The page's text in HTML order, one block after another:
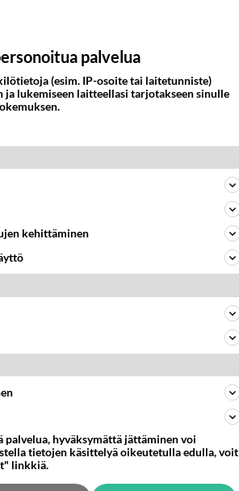
otti??
Kommentoi
palvelua
(esim. IP-osoite tai laitetunniste)
lukemiseen laitteellasi tarjotakseen sinulle
kehittäminen
hyväksymättä jättäminen voi
tietojen käsittelyä oikeutetulla edulla, voit
linkkiä.